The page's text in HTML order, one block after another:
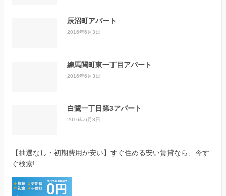
辰沼町アパート
2016年6月3日
練馬関町東一丁目アパート
2016年6月3日
白鷺一丁目第3アパート
2016年6月3日
【抽選なし・初期費用が安い】すぐ住める安い賃貸なら、今す
ぐ検索!